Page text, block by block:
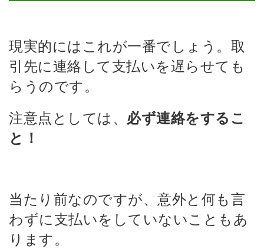
現実的にはこれが一番でしょう。取
引先に連絡して支払いを遅らせても
らうのです。
注意点としては、 必ず連絡をするこ
と！
当たり前なのですが、意外と何も言
わずに支払いをしていないこともあ
ります。